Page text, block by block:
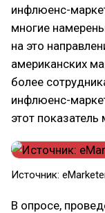
инфлюенс-
многие
на это
американских
более
инфлюенс-
этот
Источник:
В опросе,